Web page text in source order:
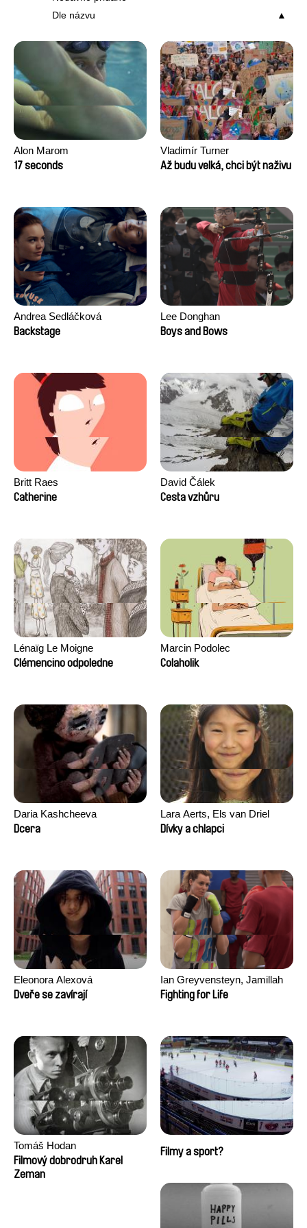
Dle názvu
Alon Marom
17 seconds
Vladimír Turner
Až budu velká, chci být naživu
Andrea Sedláčková
Backstage
Lee Donghan
Boys and Bows
Britt Raes
Catherine
David Čálek
Cesta vzhůru
Lénaïg Le Moigne
Clémencino odpoledne
Marcin Podolec
Colaholik
Daria Kashcheeva
Dcera
Lara Aerts, Els van Driel
Dívky a chlapci
Eleonora Alexová
Dveře se zavírají
Ian Greyvensteyn, Jamillah
van der Hulst
Fighting for Life
Tomáš Hodan
Filmový dobrodruh Karel
Zeman
Filmy a sport?